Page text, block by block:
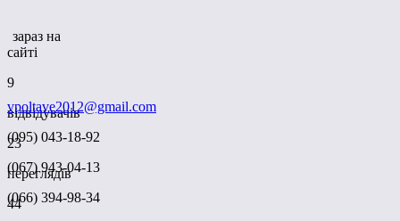
зараз на
сайті
9
відвідувачів
23
переглядів
44
vpoltave2012@gmail.com
(095) 043-18-92
(067) 943-04-13
(066) 394-98-34